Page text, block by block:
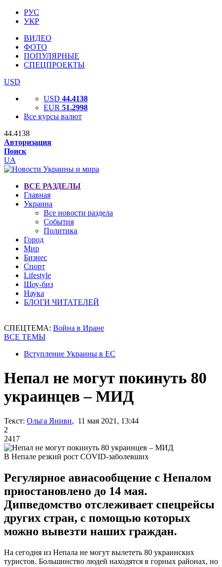
РУС
УКР
ВИДЕО
ФОТО
ПОПУЛЯРНЫЕ
СПЕЦПРОЕКТЫ
USD
USD 44.4138
EUR 51.2998
Все курсы валют
44.4138
Авторизация
Поиск
UA
ВСЕ РАЗДЕЛЫ
Главная
Украина
Все новости раздела
События
Политика
Город
Мир
Бизнес
Спорт
Lifestyle
Шоу-биз
Наука
БЛОГИ ЧИТАТЕЛЕЙ
СПЕЦТЕМА: Война в Иране
ВСЕ ТЕМЫ
Вступление Украины в ЕС
Непал не могут покинуть 80
украинцев – МИД
Текст: Ольга Яниви, 11 мая 2021, 13:44
2
2417
В Непале резкий рост COVID-заболевших
Регулярное авиасообщение с Непалом
приостановлено до 14 мая.
Дипведомство отслеживает спецрейсы
других стран, с помощью которых
можно вывезти наших граждан.
На сегодня из Непала не могут вылететь 80 украинских
туристов. Большинство людей находятся в горных районах, но